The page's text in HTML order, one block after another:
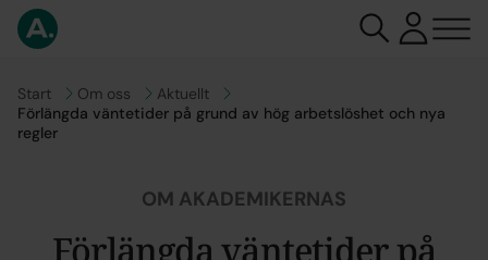
Gå till
Start Gå till
Om oss Gå till
Aktuellt
Förlängda väntetider på grund av hög arbetslöshet och nya
regler
OM AKADEMIKERNAS
Förlängda väntetider på